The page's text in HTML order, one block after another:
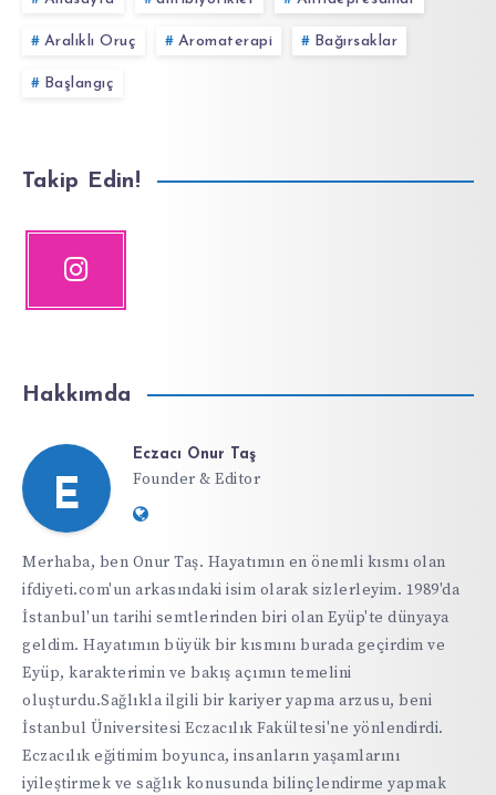
Aralıklı Oruç Aromaterapi Bağırsaklar
Başlangıç
Takip Edin!
Hakkımda
E
Eczacı Onur Taş
Founder & Editor
Website:
Merhaba, ben Onur Taş. Hayatımın en önemli kısmı olan
ifdiyeti.com'un arkasındaki isim olarak sizlerleyim. 1989'da
İstanbul'un tarihi semtlerinden biri olan Eyüp'te dünyaya
geldim. Hayatımın büyük bir kısmını burada geçirdim ve
Eyüp, karakterimin ve bakış açımın temelini
oluşturdu.Sağlıkla ilgili bir kariyer yapma arzusu, beni
İstanbul Üniversitesi Eczacılık Fakültesi'ne yönlendirdi.
Eczacılık eğitimim boyunca, insanların yaşamlarını
iyileştirmek ve sağlık konusunda bilinçlendirme yapmak